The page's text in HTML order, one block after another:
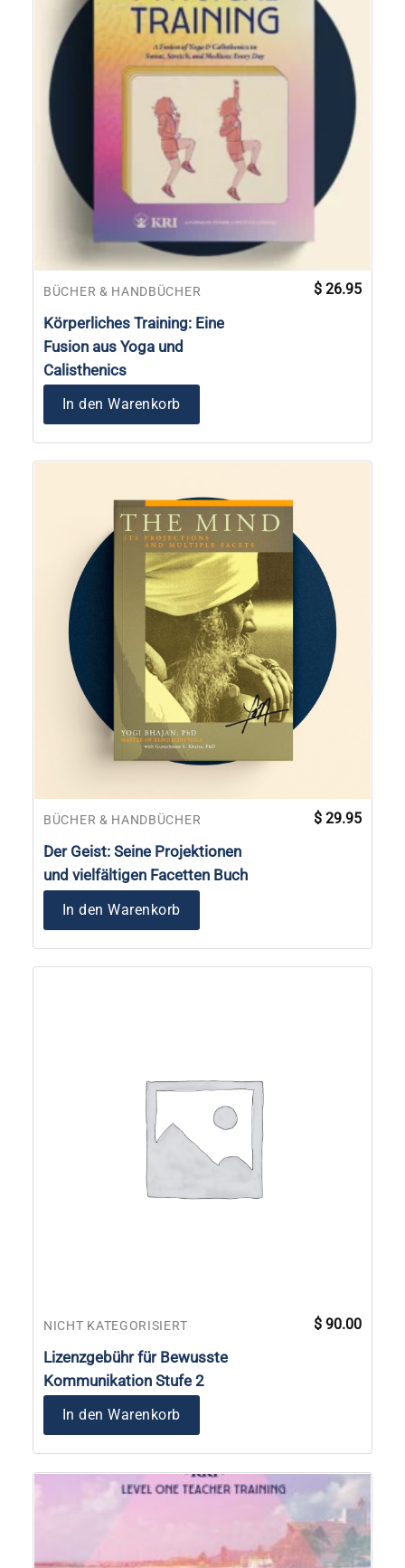
BÜCHER & HANDBÜCHER
Körperliches Training: Eine
Fusion aus Yoga und
Calisthenics
$ 26.95
In den Warenkorb
BÜCHER & HANDBÜCHER
Der Geist: Seine Projektionen
und vielfältigen Facetten Buch
$ 29.95
In den Warenkorb
NICHT KATEGORISIERT
Lizenzgebühr für Bewusste
Kommunikation Stufe 2
$ 90.00
In den Warenkorb